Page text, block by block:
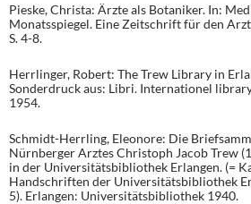
Pieske, Christa: Ärzte als Botaniker. In:
Monatsspiegel. Eine Zeitschrift für den
S. 4-8.
Herrlinger, Robert: The Trew Library in
Sonderdruck aus: Libri. Internationel
1954.
Schmidt-Herrling, Eleonore: Die
Nürnberger Arztes Christoph Jacob Trew
in der Universitätsbibliothek Erlangen. (=
Handschriften der Universitätsbibliothek
5). Erlangen: Universitätsbibliothek 1940.